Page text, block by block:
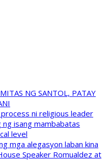
NG SANTOL, PATAY
ni religious leader
ng isang mambabatas
level
mga alegasyon laban kina
Speaker Romualdez at